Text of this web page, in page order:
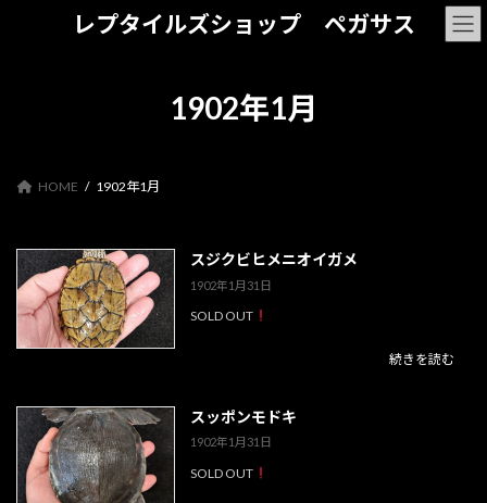
レプタイルズショップ ペガサス
1902年1月
HOME 1902年1月
スジクビヒメニオイガメ
1902年1月31日
SOLD OUT
続きを読む
スッポンモドキ
1902年1月31日
SOLD OUT